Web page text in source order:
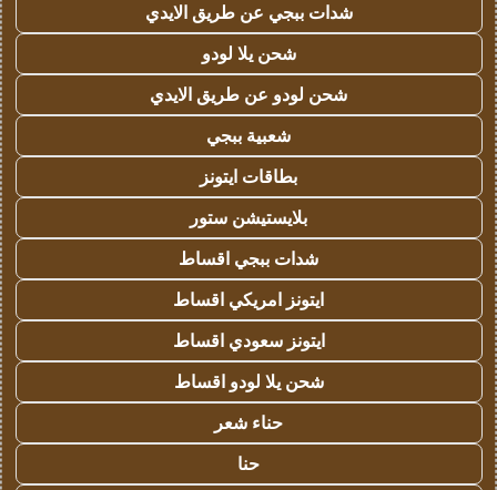
شدات ببجي عن طريق الايدي
شحن يلا لودو
شحن لودو عن طريق الايدي
شعبية ببجي
بطاقات ايتونز
بلايستيشن ستور
شدات ببجي اقساط
ايتونز امريكي اقساط
ايتونز سعودي اقساط
شحن يلا لودو اقساط
حناء شعر
حنا